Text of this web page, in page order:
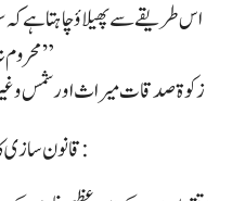
اس طریقے سے پھیلاؤ چاہتا ہے کہ
محروم نہ رہے۔”
زکوۃ صدقات میراث اور شمس
قانون سازی کا منبع اور مصدر :